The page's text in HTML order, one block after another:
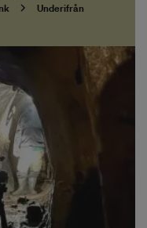
Underifrån